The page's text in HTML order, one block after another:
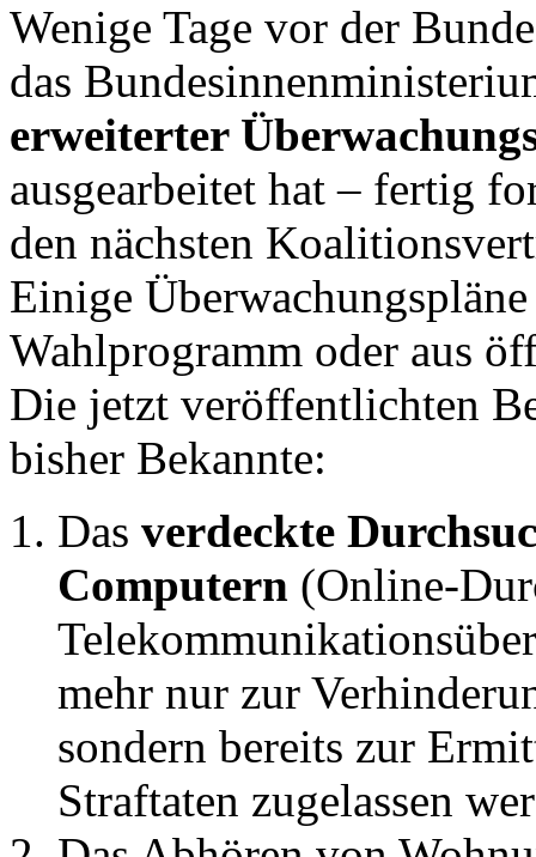
Wenige Tage vor der
das
erweiterter
ausgearbeitet hat – fertig
den nächsten
Einige
Wahlprogramm oder aus
Die jetzt veröffentlichten
bisher Bekannte:
Das verdeckte
Computern (Online-
mehr nur zur
sondern bereits zur
Straftaten zugelassen